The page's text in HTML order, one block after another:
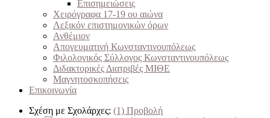
Επισημειώσεις
Χειρόγραφα 17-19 ου αιώνα
Λεξικόν επιστημονικών όρων
Ανθέμιον
Απογευματινή Κωνσταντινουπόλεως
Φιλολογικός Σύλλογος Κωνσταντινουπόλεως
Διδακτορικές Διατριβές ΜΙΘΕ
Μαγνητοσκοπήσεις
Επικοινωνία
Σχέση με Σχολάρχες: (1) Προβολή